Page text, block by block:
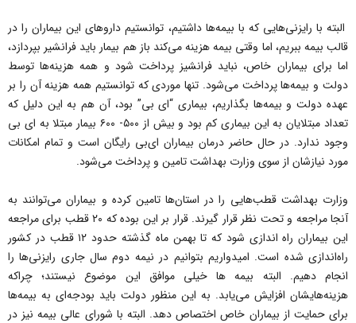
البته با رایزنی‌هایی که با بیمه‌ها داشتیم، توانستیم داروهای این بیماران را در
قالب بیمه ببریم، اما وقتی بیمه هزینه می‌کند باز هم بیمار باید فرانشیر بپردازد،
اما برای بیماران خاص، نباید فرانشیز پرداخت شود و همه هزینه‌ها توسط
دولت و بیمه‌ها پرداخت می‌شود. تنها موردی که توانستیم همه هزینه آن را بر
عهده دولت و بیمه‌ها بگذاریم، بیماری “ای بی” بود، آن هم به این دلیل که
تعداد مبتلایان به این بیماری کم بود و بیش از ۵۰۰- ۶۰۰ بیمار مبتلا به ای بی
وجود ندارد. در حال حاضر درمان بیماران ای‌بی رایگان است و تمام امکانات
مورد نیازشان از سوی وزارت بهداشت تامین و پرداخت می‌شود.
وزارت بهداشت قطب‌هایی را در استان‌ها تامین کرده و بیماران می‌توانند به
آنجا مراجعه و تحت نظر قرار گیرند. قرار بر این بوده که ۲۰ قطب برای مراجعه
این بیماران راه اندازی شود که تا بهمن ماه گذشته حدود ۱۲ قطب در کشور
راه‌اندازی شده است. امیدواریم بتوانیم در نیمه دوم سال جاری رایزنی‌ها را
انجام دهیم. البته بیمه ها خیلی موافق این موضوع نیستند؛ چراکه
هزینه‌هایشان افزایش می‌یابد. به این منظور دولت باید بودجه‌ای به بیمه‌ها
برای حمایت از بیماران خاص اختصاص دهد. البته با شورای عالی بیمه نیز در